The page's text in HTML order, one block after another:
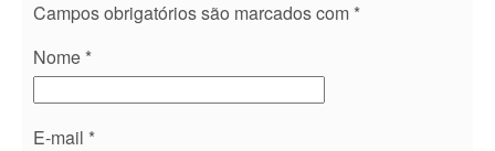
Campos obrigatórios são marcados com *
Nome *
E-mail *